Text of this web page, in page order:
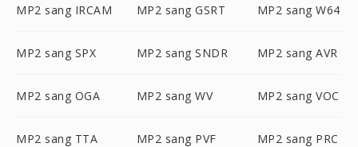
MP2 sang IRCAM MP2 sang GSRT MP2 sang W64
MP2 sang SPX MP2 sang SNDR MP2 sang AVR
MP2 sang OGA MP2 sang WV MP2 sang VOC
MP2 sang TTA MP2 sang PVF MP2 sang PRC